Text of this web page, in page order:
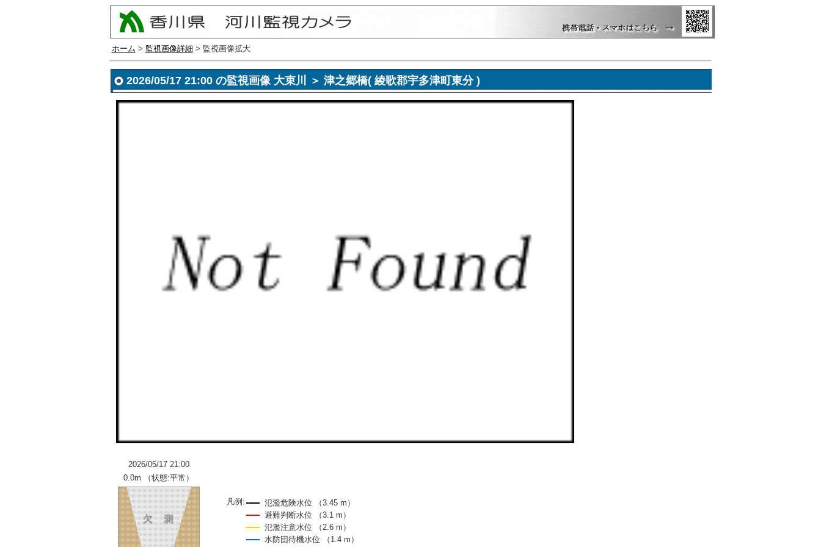
ホーム > 監視画像詳細 > 監視画像拡大
2026/05/17 21:00 の監視画像 大束川 ＞ 津之郷橋( 綾歌郡宇多津町東分 )
2026/05/17 21:00
0.0m （状態:平常）
凡例:
氾濫危険水位 （3.45 m）
避難判断水位 （3.1 m）
氾濫注意水位 （2.6 m）
水防団待機水位 （1.4 m）